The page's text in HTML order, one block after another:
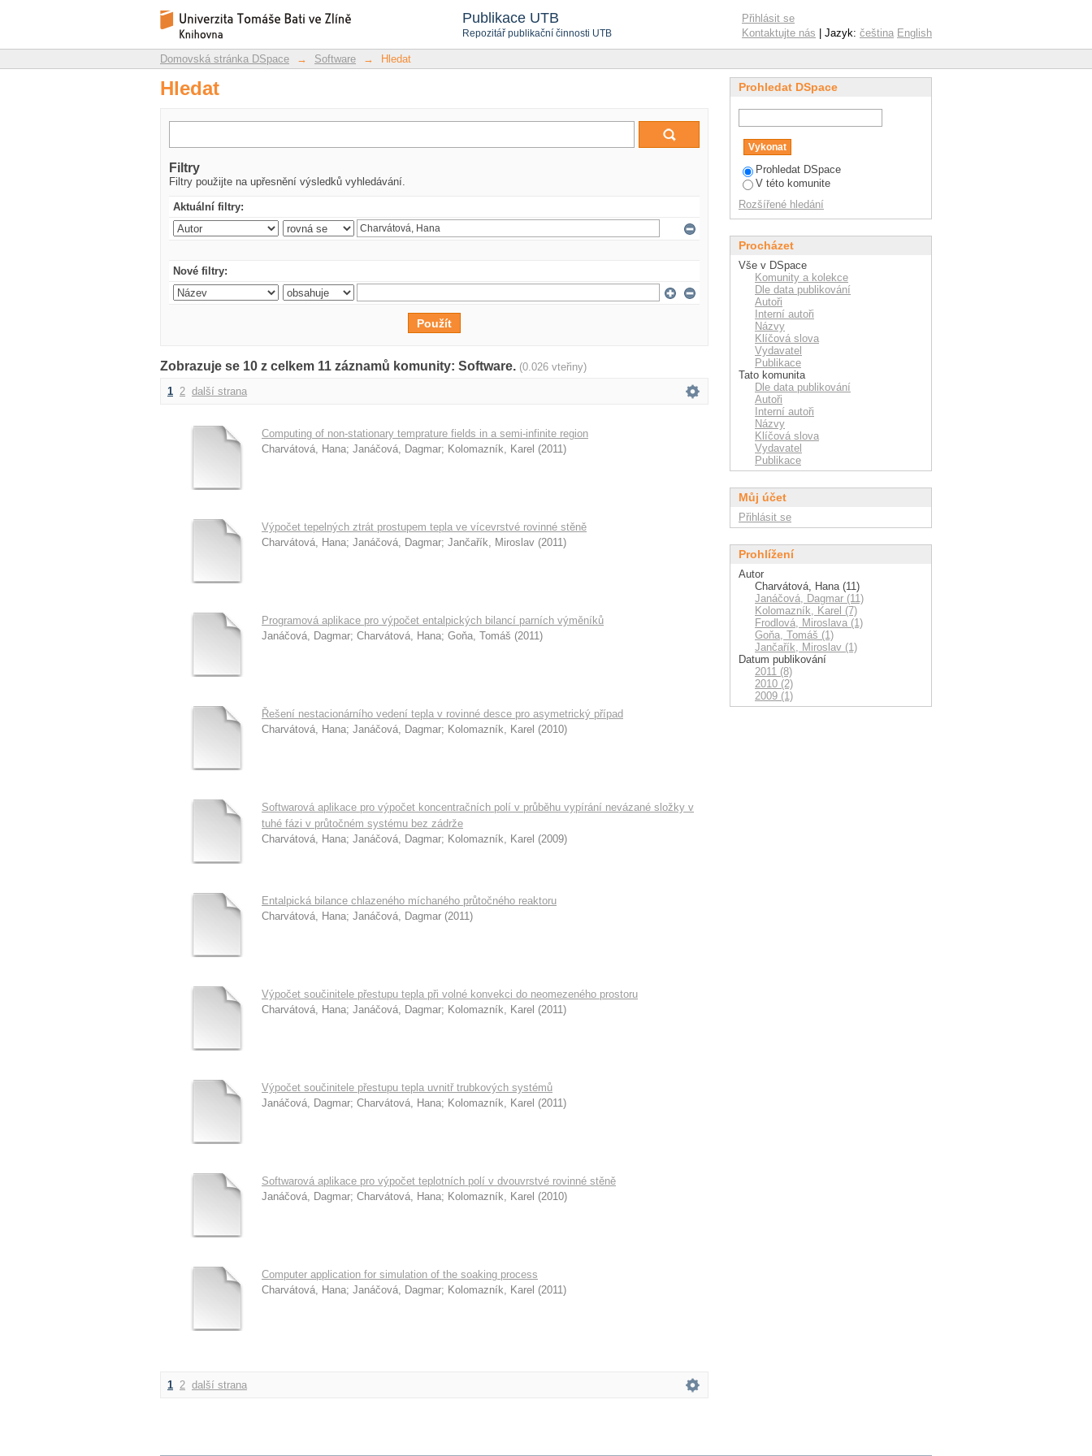
Publikace UTB
Repozitář publikační činnosti UTB
Hledat
Repozitář DSpace/Manakin
Přihlásit se
Kontaktujte nás | Jazyk: čeština English
Domovská stránka DSpace → Software → Hledat
Hledat
Filtry
Filtry použijte na upřesnění výsledků vyhledávání.
Aktuální filtry:
Nové filtry:
Zobrazuje se 10 z celkem 11 záznamů komunity: Software. (0.026 vteřiny)
1 2 další strana
Computing of non-stationary temprature fields in a semi-infinite region
Charvátová, Hana; Janáčová, Dagmar; Kolomazník, Karel (2011)
Výpočet tepelných ztrát prostupem tepla ve vícevrstvé rovinné stěně
Charvátová, Hana; Janáčová, Dagmar; Jančařík, Miroslav (2011)
Programová aplikace pro výpočet entalpických bilancí parních výměníků
Janáčová, Dagmar; Charvátová, Hana; Goňa, Tomáš (2011)
Řešení nestacionárního vedení tepla v rovinné desce pro asymetrický případ
Charvátová, Hana; Janáčová, Dagmar; Kolomazník, Karel (2010)
Softwarová aplikace pro výpočet koncentračních polí v průběhu vypírání nevázané složky v
tuhé fázi v průtočném systému bez zádrže
Charvátová, Hana; Janáčová, Dagmar; Kolomazník, Karel (2009)
Entalpická bilance chlazeného míchaného průtočného reaktoru
Charvátová, Hana; Janáčová, Dagmar (2011)
Výpočet součinitele přestupu tepla při volné konvekci do neomezeného prostoru
Charvátová, Hana; Janáčová, Dagmar; Kolomazník, Karel (2011)
Výpočet součinitele přestupu tepla uvnitř trubkových systémů
Janáčová, Dagmar; Charvátová, Hana; Kolomazník, Karel (2011)
Softwarová aplikace pro výpočet teplotních polí v dvouvrstvé rovinné stěně
Janáčová, Dagmar; Charvátová, Hana; Kolomazník, Karel (2010)
Computer application for simulation of the soaking process
Charvátová, Hana; Janáčová, Dagmar; Kolomazník, Karel (2011)
1 2 další strana
Prohledat DSpace
Prohledat DSpace
V této komunite
Rozšířené hledání
Procházet
Vše v DSpace
Komunity a kolekce
Dle data publikování
Autoři
Interní autoři
Názvy
Klíčová slova
Vydavatel
Publikace
Tato komunita
Dle data publikování
Autoři
Interní autoři
Názvy
Klíčová slova
Vydavatel
Publikace
Můj účet
Přihlásit se
Prohlížení
Autor
Charvátová, Hana (11)
Janáčová, Dagmar (11)
Kolomazník, Karel (7)
Frodlová, Miroslava (1)
Goňa, Tomáš (1)
Jančařík, Miroslav (1)
Datum publikování
2011 (8)
2010 (2)
2009 (1)